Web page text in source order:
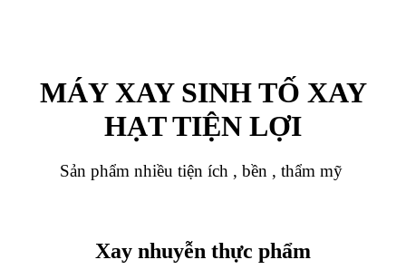
MÁY XAY SINH TỐ XAY
HẠT TIỆN LỢI
Sản phẩm nhiều tiện ích , bền , thẩm mỹ
Xay nhuyễn thực phẩm